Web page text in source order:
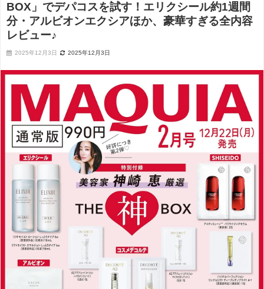
BOX」でデパコスを試す！エリクシール約1週間
分・アルビオンエクシアほか、豪華すぎる全内容
レビュー♪
2025年12月3日 2025年12月3日